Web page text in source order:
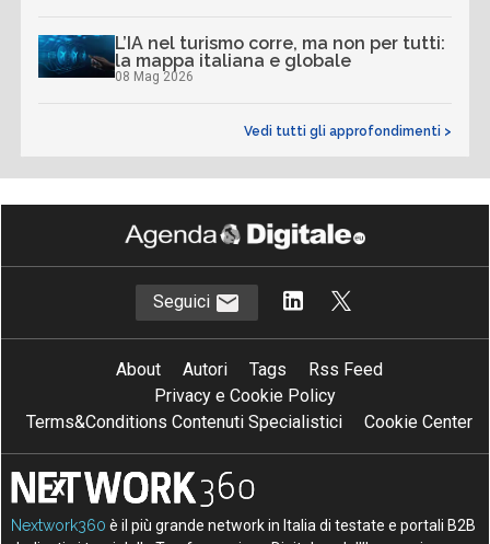
L’IA nel turismo corre, ma non per tutti:
la mappa italiana e globale
08 Mag 2026
Vedi tutti gli approfondimenti >
Seguici
About Autori Tags
Rss Feed
Privacy e Cookie Policy
Terms&Conditions Contenuti Specialistici
Cookie Center
Nextwork360 è il più grande network in Italia di testate e portali B2B